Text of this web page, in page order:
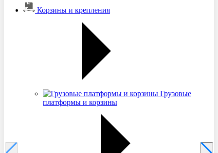
Корзины и крепления
Грузовые
платформы и корзины